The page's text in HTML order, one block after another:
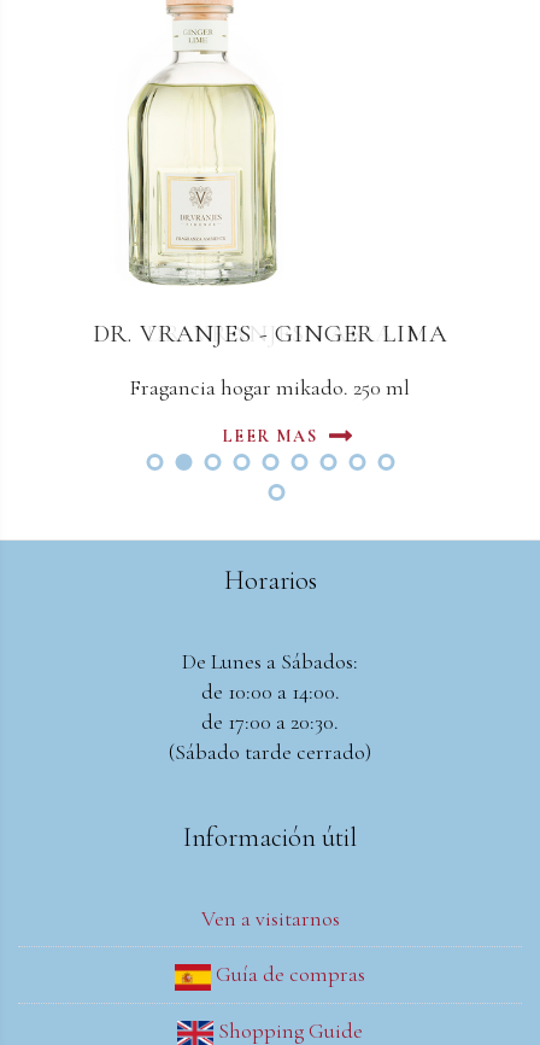
DR. VRANJES - GINGER LIMA
Fragancia hogar mikado. 250 ml
LEER MAS
DR. VRANJES - ARIA
Fragancia hogar mikado. 500 ml
LEER MAS
Horarios
De Lunes a Sábados:
de 10:00 a 14:00.
de 17:00 a 20:30.
(Sábado tarde cerrado)
Información útil
Ven a visitarnos
Guía de compras
Shopping Guide